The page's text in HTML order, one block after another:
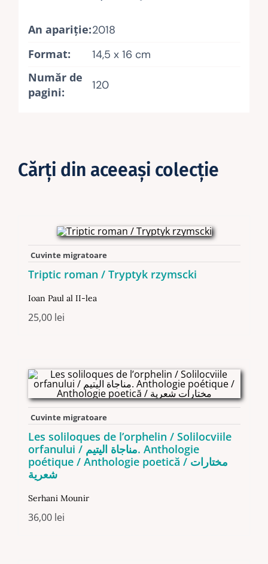
An apariţie:2018
Format:
14,5 x 16 cm
Număr de
pagini:
120
Cărţi din aceeaşi colecţie
Cuvinte migratoare
Triptic roman / Tryptyk rzymscki
Ioan Paul al II-lea
25,00 lei
Cuvinte migratoare
Les soliloques de l’orphelin / Solilocviile
orfanului / مناجاة اليتيم. Anthologie
poétique / Anthologie poetică / مختارات
شعرية
Serhani Mounir
36,00 lei